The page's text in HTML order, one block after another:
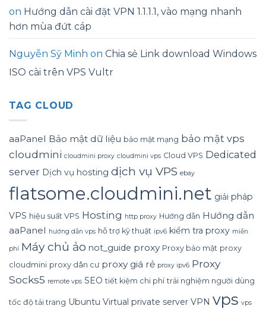
on Hướng dẫn cài đặt VPN 1.1.1.1, vào mạng nhanh
hơn mùa đứt cáp
Nguyễn Sỹ Minh on Chia sẻ Link download Windows
ISO cài trên VPS Vultr
TAG CLOUD
aaPanel Bảo mật dữ liệu bảo mật mạng bảo mật vps
cloudmini cloudmini proxy cloudmini vps Cloud VPS Dedicated
server Dịch vụ hosting dịch vụ VPS ebay
flatsome.cloudmini.net giải pháp
VPS hiệu suất VPS Hosting http proxy Hướng dẫn Hướng dẫn
aaPanel hướng dẫn vps hỗ trợ kỹ thuật ipv6 kiểm tra proxy miễn
phí Máy chủ ảo not_guide proxy Proxy bảo mật proxy
cloudmini proxy dân cư proxy giá rẻ proxy ipv6 Proxy
Socks5 remote vps SEO tiết kiệm chi phí trải nghiệm người dùng
tốc độ tải trang Ubuntu Virtual private server VPN vps vps